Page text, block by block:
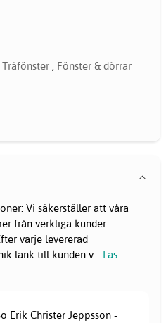
Träfönster , Fönster & dörrar
Vi säkerställer att våra
från verkliga kunder
varje levererad
länk till kunden v... Läs
Erik Christer Jeppsson -